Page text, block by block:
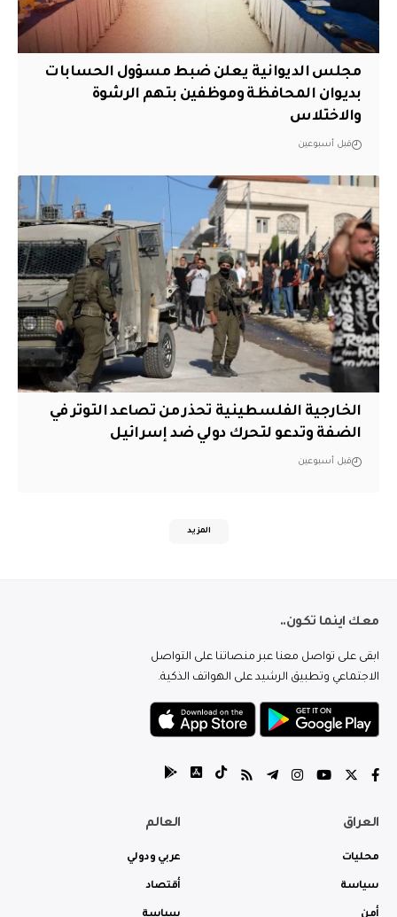
مجلس الديوانية يعلن ضبط مسؤول الحسابات
بديوان المحافظة وموظفين بتهم الرشوة
والاختلاس
قبل أسبوعين
الخارجية الفلسطينية تحذر من تصاعد التوتر في
الضفة وتدعو لتحرك دولي ضد إسرائيل
قبل أسبوعين
المزيد
معك اينما تكون..
ابقى على تواصل معنا عبر منصاتنا على التواصل
الاجتماعي وتطبيق الرشيد على الهواتف الذكية.
العراق
محليات
سياسة
العالم
عربي ودولي
أقتصاد